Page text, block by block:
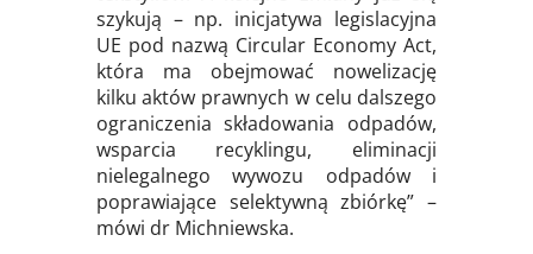
szykują – np. inicjatywa legislacyjna
UE pod nazwą Circular Economy Act,
która ma obejmować nowelizację
kilku aktów prawnych w celu dalszego
ograniczenia składowania odpadów,
wsparcia recyklingu, eliminacji
nielegalnego wywozu odpadów i
poprawiające selektywną zbiórkę” –
mówi dr Michniewska.